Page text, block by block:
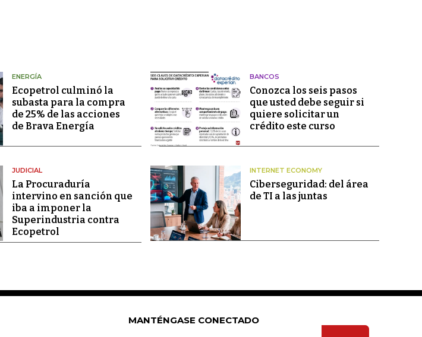
ENERGÍA
Ecopetrol culminó la
subasta para la compra
de 25% de las acciones
de Brava Energía
BANCOS
Conozca los seis pasos
que usted debe seguir si
quiere solicitar un
crédito este curso
JUDICIAL
La Procuraduría
intervino en sanción que
iba a imponer la
Superindustria contra
Ecopetrol
INTERNET ECONOMY
Ciberseguridad: del área
de TI a las juntas
MANTÉNGASE CONECTADO